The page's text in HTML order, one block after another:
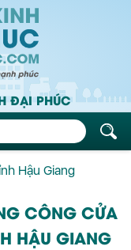
ĐẠI PHÚC
Hậu Giang
CÔNG CỬA
HẬU GIANG